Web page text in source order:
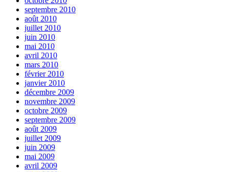
septembre 2010
août 2010
juillet 2010
juin 2010
mai 2010
avril 2010
mars 2010
février 2010
janvier 2010
décembre 2009
novembre 2009
octobre 2009
septembre 2009
août 2009
juillet 2009
juin 2009
mai 2009
avril 2009